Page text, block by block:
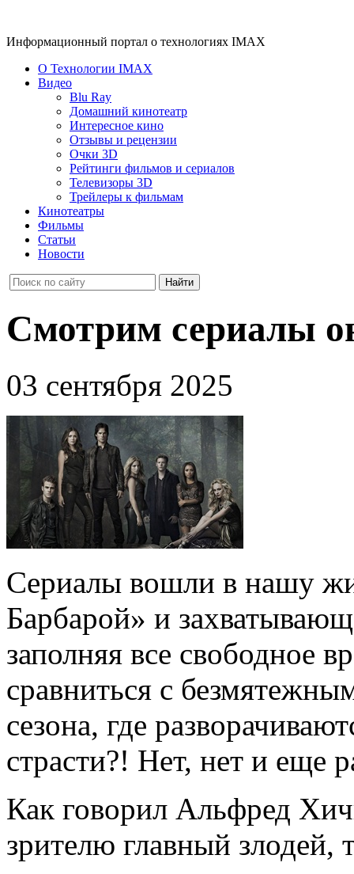
Информационный портал о технологиях IMAX
О Технологии IMAX
Видео
Blu Ray
Домашний кинотеатр
Интересное кино
Отзывы и рецензии
Очки 3D
Рейтинги фильмов и сериалов
Телевизоры 3D
Трейлеры к фильмам
Кинотеатры
Фильмы
Статьи
Новости
Смотрим сериалы
03 сентября 2025
Сериалы вошли в нашу
Барбарой» и
заполняя все свободное
сравниться с
сезона, где
страсти?! Нет, нет и еще
Как говорил Альфред
зрителю главный